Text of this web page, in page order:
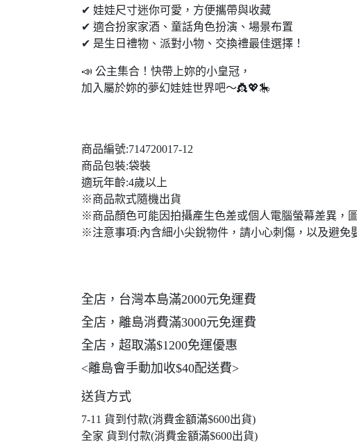
✔ 娃娃尺寸迷你可愛，方便攜帶與收藏
✔ 適合扮家家酒、童話角色扮演、場景布置
✔ 是生日禮物、派對小物、交換禮最佳選擇！
📣 公主集合！快帶上妳的小皇冠，
加入屬於妳的夢幻娃娃世界吧～👸💖🎠
商品編號:714720017-12
商品包裝:袋裝
適玩年齡:4歲以上
※商品款式隨機出貨
※商品顏色可能因拍攝產生色差或個人電腦螢幕差異，
※注意事項:內含細小尖銳物件，請小心刺傷，以及避免
全店，台灣本島滿2000元免運費
全店，離島消費滿3000元免運費
全店，超取滿$1200免運優惠
<離島會手動加收$40配送費>
送貨方式
7-11 貨到付款(消費金額滿$600出貨)
全家 貨到付款(消費金額滿$600出貨)